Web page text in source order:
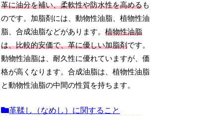
革に油分を補い、柔軟性や防水性を高めるも
のです。加脂剤には、動物性油脂、植物性油
脂、合成油脂などがあります。植物性油脂
は、比較的安価で、革に優しい加脂剤です。
動物性油脂は、耐久性に優れていますが、価
格が高くなります。合成油脂は、植物性油脂
と動物性油脂の中間の性質を持ちます。
革鞣し（なめし）に関すること